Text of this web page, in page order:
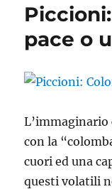
pace o
con la
cuori ed una
questi volatili